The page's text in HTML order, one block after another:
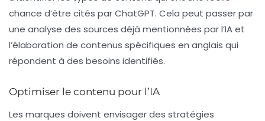
chance d’être cités par ChatGPT. Cela peut passer par
une analyse des sources déjà mentionnées par l’IA et
l’élaboration de contenus spécifiques en anglais qui
répondent à des besoins identifiés.
Optimiser le contenu pour l’IA
Les marques doivent envisager des stratégies